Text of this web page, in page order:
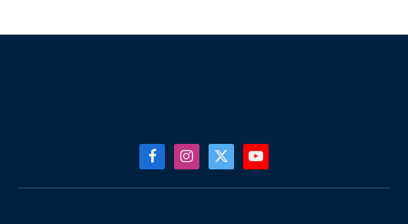
FacebookInstagram
X
YouTube